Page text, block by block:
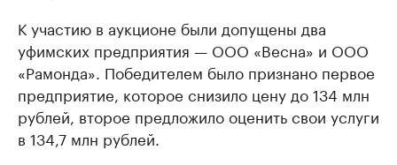
К участию в аукционе были допущены два
уфимских предприятия — ООО «Весна» и ООО
«Рамонда». Победителем было признано первое
предприятие, которое снизило цену до 134 млн
рублей, второе предложило оценить свои услуги
в 134,7 млн рублей.